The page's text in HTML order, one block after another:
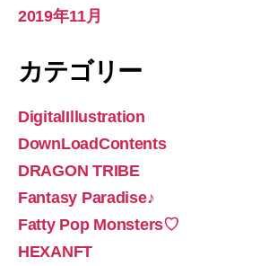
2019年11月
カテゴリー
DigitalIllustration
DownLoadContents
DRAGON TRIBE
Fantasy Paradise♪
Fatty Pop Monsters♡
HEXANFT